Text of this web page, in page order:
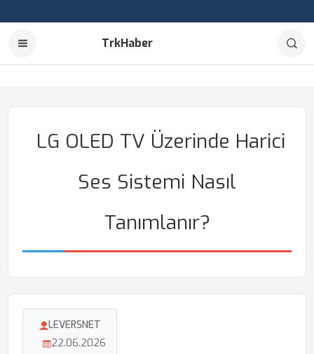
TrkHaber
LG OLED TV Üzerinde Harici
Ses Sistemi Nasıl
Tanımlanır?
LEVERSNET
22.06.2026